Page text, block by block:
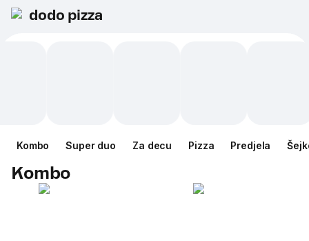
dodo pizza
Kombo Super duo Za decu Pizza Predjela
Kombo